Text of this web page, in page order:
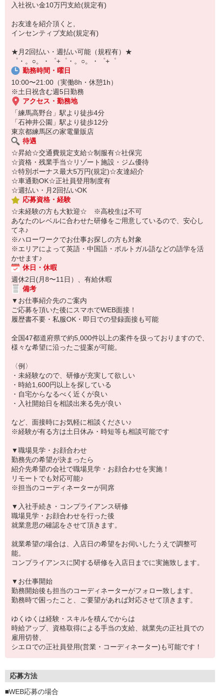
上場/優良/大手企業など
【スマホ面接実施中】
￣￣￣￣￣￣￣￣￣
自宅に居ながらスマホでカンタン面接OK！
オンライン面談なのでスピード対応。
入社祝い金10万円支給(規定有)
お友達を紹介頂くと,
インセンティブ支給(規定有)
★月2回払い・週払い可能（規程有）★
゜・。○。・゜+゜・。○。・゜+゜
勤務時間・曜日
10:00〜21:00（実働8h・休憩1h）
※土日祝含む週5日勤務
アクセス・勤務地
「練馬高野台」駅より徒歩4分
「石神井公園」駅より徒歩12分
東京都練馬区の家電量販店
待遇
☆昇給☆交通費規定支給☆制服有☆社保完
☆資格・残業手当☆リゾート施設・ジム優待
☆特別ボーナス最大5万円(規定)☆友達紹介
☆車通勤OK☆正社員登用制度有
☆週払い・月2回払いOK
応募資格・経験
☆未経験の方も大歓迎☆ ※高校生は不可
あなたのレベルに合わせた研修をご用意しているので、安心し
てネ♪
※ハローワークでお仕事お探しの方も対象
※エリアによって英語・中国語・ポルトガル語などの語学を活
かせます♪
休日・休暇
週休2日(月8〜11日）、有給休暇
備考
▼お仕事紹介先のご案内
ご応募を頂いた後にスマホでWEB面接！
履歴書不要・私服OK・即日での登録面接も可能
全国47都道府県で約5,000件以上の案件を扱っておりますので、
様々な希望に沿ったご提案が可能。
〈例〉
・未経験なので、研修が充実して欲しい
・時給1,600円以上を探している
・自宅からなるべく近くが良い
・入社開始日を相談出来る先が良い
など、面接時にお気軽に相談ください♪
※経験が有る方は土日休み・時短等も相談可能です
▼職場見学・お顔合わせ
勤務先の希望が決まったら
紹介先希望の会社で職場見学・お顔合わせを実施！
リモートでも対応可能♪
※担当のコーディネーターが同席
▼入社手続き・コンプライアンス研修
職場見学・お顔合わせを行った後
就業意思の確認をさせて頂きます。
就業希望の場合は、入店日の希望をお伺いしたうえで調整可
能。
コンプライアンスに関する研修を入店日までに実施致します。
▼お仕事開始
勤務開始後も担当のコーディネーターがフォロー致します。
勤務時で困ったこと、ご要望があれば対応させて頂きます。
ゆくゆくは経験・スキルを積んでからは
時給アップ、資格取得による手当の支給、就業先の正社員での
雇用切替、
シエロでの正社員登用(営業・コーディネーター)も可能です！
応募方法
■WEB応募の場合